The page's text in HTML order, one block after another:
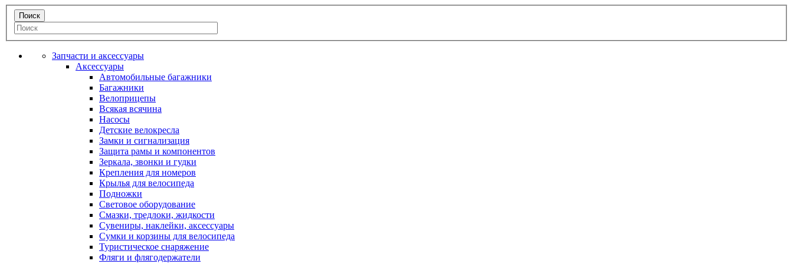
Запчасти и аксессуары
Аксессуары
Автомобильные багажники
Багажники
Велоприцепы
Всякая всячина
Насосы
Детские велокресла
Замки и сигнализация
Защита рамы и компонентов
Зеркала, звонки и гудки
Крепления для номеров
Крылья для велосипеда
Подножки
Световое оборудование
Смазки, тредлоки, жидкости
Сувениры, наклейки, аксессуары
Сумки и корзины для велосипеда
Туристическое снаряжение
Фляги и флягодержатели